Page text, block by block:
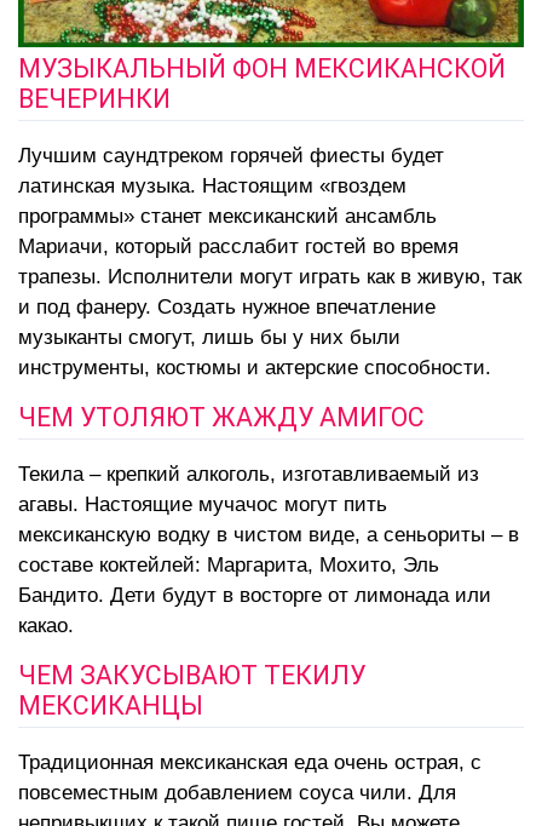
МУЗЫКАЛЬНЫЙ ФОН МЕКСИКАНСКОЙ
ВЕЧЕРИНКИ
Лучшим саундтреком горячей фиесты будет
латинская музыка. Настоящим «гвоздем
программы» станет мексиканский ансамбль
Мариачи, который расслабит гостей во время
трапезы. Исполнители могут играть как в живую, так
и под фанеру. Создать нужное впечатление
музыканты смогут, лишь бы у них были
инструменты, костюмы и актерские способности.
ЧЕМ УТОЛЯЮТ ЖАЖДУ АМИГОС
Текила – крепкий алкоголь, изготавливаемый из
агавы. Настоящие мучачос могут пить
мексиканскую водку в чистом виде, а сеньориты – в
составе коктейлей: Маргарита, Мохито, Эль
Бандито. Дети будут в восторге от лимонада или
какао.
ЧЕМ ЗАКУСЫВАЮТ ТЕКИЛУ
МЕКСИКАНЦЫ
Традиционная мексиканская еда очень острая, с
повсеместным добавлением соуса чили. Для